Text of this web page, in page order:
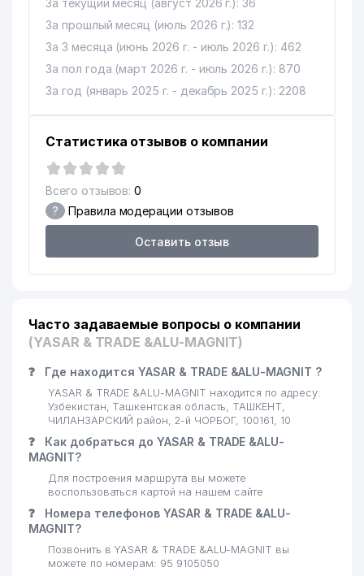
За текущий месяц (август 2026 г.): 36
За прошлый месяц (июль 2026 г.): 132
За 3 месяца (июнь 2026 г. - июль 2026 г.): 462
За пол года (март 2026 г. - июль 2026 г.): 870
За год (январь 2025 г. - декабрь 2025 г.): 2208
Статистика отзывов о компании
Всего отзывов: 0
? Правила модерации отзывов
Оставить отзыв
Часто задаваемые вопросы о компании
(YASAR & TRADE &ALU-MAGNIT)
❓ Где находится YASAR & TRADE &ALU-MAGNIT ?
YASAR & TRADE &ALU-MAGNIT находится по адресу:
Узбекистан, Ташкентская область, ТАШКЕНТ,
ЧИЛАНЗАРСКИЙ район, 2-й ЧОРБОГ, 100161, 10
❓
Как добраться до YASAR & TRADE &ALU-
MAGNIT?
Для построения маршрута вы можете
воспользоваться картой на нашем сайте
❓
Номера телефонов YASAR & TRADE &ALU-
MAGNIT?
Позвонить в YASAR & TRADE &ALU-MAGNIT вы
можете по номерам: 95 9105050